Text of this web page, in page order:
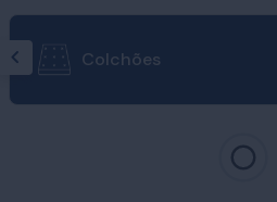
Colchões